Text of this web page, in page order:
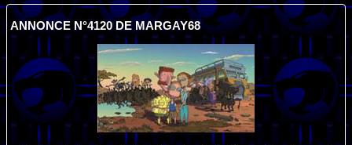
ANNONCE N°4120 DE MARGAY68